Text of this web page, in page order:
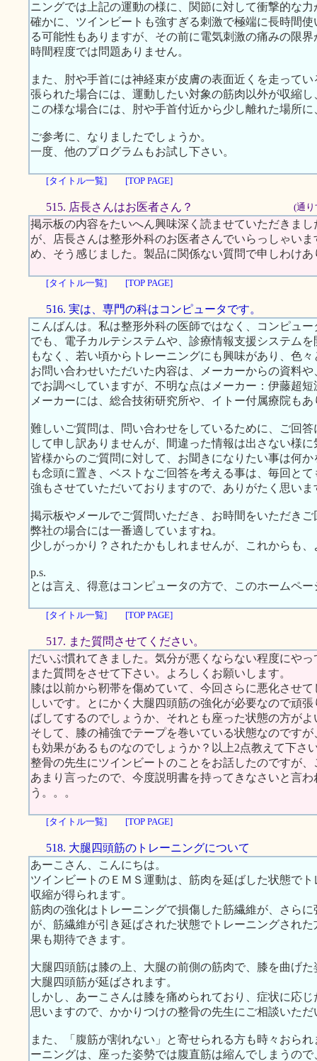
ニングでは上記の運動の様に、関節に対して衝撃的な
確かに、ツインビートも強すぎる刺激で極端に長時間
る可能性もありますが、その前に電気刺激の痛みの限
時間程度では問題ありません。
また、肘や手首には神経束が皮膚の表面近くを走って
張られた場合には、運動したい対象の筋肉以外が収縮
この様な場合には、肘や手首付近から少し離れた場所
ご参考に、なりましたでしょうか。
一度、他のプログラムもお試し下さい。
[タイトル一覧] [TOP PAGE]
515. 店長さんはお医者さん？ (通り
掲示板の内容をたいへん興味深く読ませていただきま
が、店長さんは整形外科のお医者さんでいらっしゃい
め、そう感じました。製品に関係ない質問で申しわけあ
[タイトル一覧] [TOP PAGE]
516. 実は、専門の科はコンピュータです。
こんばんは。私は整形外科の医師ではなく、コンピュ
でも、電子カルテシステムや、診療情報支援システム
もなく、若い頃からトレーニングにも興味があり、色
お問い合わせいただいた内容は、メーカーからの資料
でお調べしていますが、不明な点はメーカー：伊藤超
メーカーには、総合技術研究所や、イトー付属療院も
難しいご質問は、問い合わせをしているために、ご回
して申し訳ありませんが、間違った情報は出さない様
皆様からのご質問に対して、お聞きになりたい事は何
も念頭に置き、ベストなご回答を考える事は、毎回と
強もさせていただいておりますので、ありがたく思いま
掲示板やメールでご質問いただき、お時間をいただき
弊社の場合には一番適していますね。
少しがっかり？されたかもしれませんが、これからも
p.s.
とは言え、得意はコンピュータの方で、このホームペ
[タイトル一覧] [TOP PAGE]
517. また質問させてください。
だいぶ慣れてきました。気分が悪くならない程度にやっ
また質問をさせて下さい。よろしくお願いします。
膝は以前から靭帯を傷めていて、今回さらに悪化させ
しいです。とにかく大腿四頭筋の強化が必要なので頑
ばしてするのでしょうか、それとも座った状態の方が
そして、膝の補強でテープを巻いている状態なのです
も効果があるものなのでしょうか？以上2点教えて下さ
整骨の先生にツインビートのことをお話したのですが
あまり言ったので、今度説明書を持ってきなさいと言
う。。。
[タイトル一覧] [TOP PAGE]
518. 大腿四頭筋のトレーニングについて
あーこさん、こんにちは。
ツインビートのＥＭＳ運動は、筋肉を延ばした状態で
収縮が得られます。
筋肉の強化はトレーニングで損傷した筋繊維が、さら
が、筋繊維が引き延ばされた状態でトレーニングされ
果も期待できます。
大腿四頭筋は膝の上、大腿の前側の筋肉で、膝を曲げ
大腿四頭筋が延ばされます。
しかし、あーこさんは膝を痛められており、症状に応
思いますので、かかりつけの整骨の先生にご相談いた
また、「腹筋が割れない」と寄せられる方も時々おら
ーニングは、座った姿勢では腹直筋は縮んでしまうの